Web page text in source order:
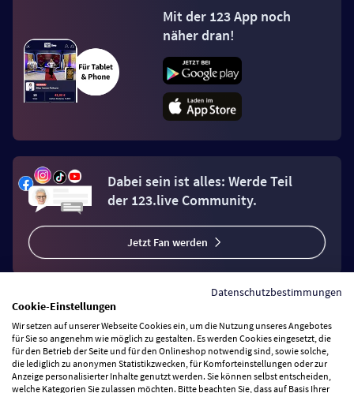
Mit der 123 App noch
näher dran!
Dabei sein ist alles: Werde Teil
der 123.live Community.
Jetzt Fan werden
Vertrag widerrufen
Zahlungsarten
Datenschutzbestimmungen
Cookie-Einstellungen
Wir setzen auf unserer Webseite Cookies ein, um die Nutzung unseres Angebotes
für Sie so angenehm wie möglich zu gestalten. Es werden Cookies eingesetzt, die
für den Betrieb der Seite und für den Onlineshop notwendig sind, sowie solche,
die lediglich zu anonymen Statistikzwecken, für Komforteinstellungen oder zur
Anzeige personalisierter Inhalte genutzt werden. Sie können selbst entscheiden,
welche Kategorien Sie zulassen möchten. Bitte beachten Sie, dass auf Basis Ihrer